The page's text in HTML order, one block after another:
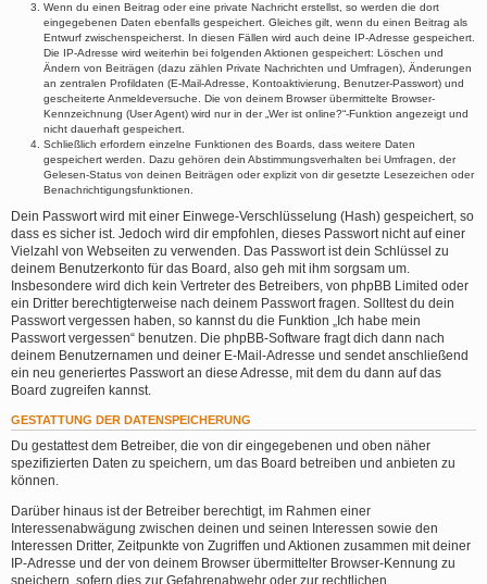
Wenn du einen Beitrag oder eine private Nachricht erstellst, so werden die dort
eingegebenen Daten ebenfalls gespeichert. Gleiches gilt, wenn du einen Beitrag als
Entwurf zwischenspeicherst. In diesen Fällen wird auch deine IP-Adresse gespeichert.
Die IP-Adresse wird weiterhin bei folgenden Aktionen gespeichert: Löschen und
Ändern von Beiträgen (dazu zählen Private Nachrichten und Umfragen), Änderungen
an zentralen Profildaten (E-Mail-Adresse, Kontoaktivierung, Benutzer-Passwort) und
gescheiterte Anmeldeversuche. Die von deinem Browser übermittelte Browser-
Kennzeichnung (User Agent) wird nur in der „Wer ist online?“-Funktion angezeigt und
nicht dauerhaft gespeichert.
Schließlich erfordern einzelne Funktionen des Boards, dass weitere Daten
gespeichert werden. Dazu gehören dein Abstimmungsverhalten bei Umfragen, der
Gelesen-Status von deinen Beiträgen oder explizit von dir gesetzte Lesezeichen oder
Benachrichtigungsfunktionen.
Dein Passwort wird mit einer Einwege-Verschlüsselung (Hash) gespeichert, so
dass es sicher ist. Jedoch wird dir empfohlen, dieses Passwort nicht auf einer
Vielzahl von Webseiten zu verwenden. Das Passwort ist dein Schlüssel zu
deinem Benutzerkonto für das Board, also geh mit ihm sorgsam um.
Insbesondere wird dich kein Vertreter des Betreibers, von phpBB Limited oder
ein Dritter berechtigterweise nach deinem Passwort fragen. Solltest du dein
Passwort vergessen haben, so kannst du die Funktion „Ich habe mein
Passwort vergessen“ benutzen. Die phpBB-Software fragt dich dann nach
deinem Benutzernamen und deiner E-Mail-Adresse und sendet anschließend
ein neu generiertes Passwort an diese Adresse, mit dem du dann auf das
Board zugreifen kannst.
GESTATTUNG DER DATENSPEICHERUNG
Du gestattest dem Betreiber, die von dir eingegebenen und oben näher
spezifizierten Daten zu speichern, um das Board betreiben und anbieten zu
können.
Darüber hinaus ist der Betreiber berechtigt, im Rahmen einer
Interessenabwägung zwischen deinen und seinen Interessen sowie den
Interessen Dritter, Zeitpunkte von Zugriffen und Aktionen zusammen mit deiner
IP-Adresse und der von deinem Browser übermittelter Browser-Kennung zu
speichern, sofern dies zur Gefahrenabwehr oder zur rechtlichen